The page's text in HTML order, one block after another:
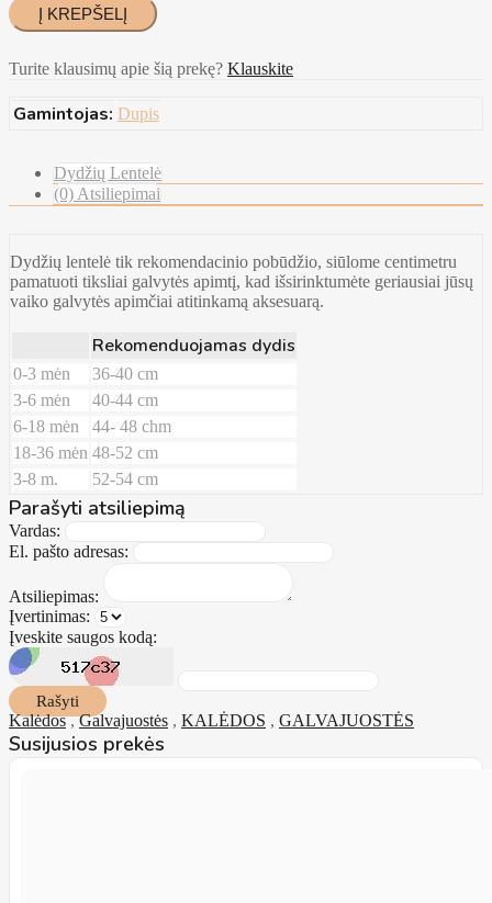
Turite klausimų apie šią prekę? Klauskite
Gamintojas: Dupis
Dydžių Lentelė
(0) Atsiliepimai
Dydžių lentelė tik rekomendacinio pobūdžio, siūlome centimetru
pamatuoti tiksliai galvytės apimtį, kad išsirinktumėte geriausiai jūsų
vaiko galvytės apimčiai atitinkamą aksesuarą.
Rekomenduojamas dydis
0-3 mėn
36-40 cm
3-6 mėn
40-44 cm
6-18 mėn
44- 48 chm
18-36 mėn 48-52 cm
3-8 m.
52-54 cm
Parašyti atsiliepimą
Vardas:
El. pašto adresas:
Atsiliepimas:
Įvertinimas:
Įveskite saugos kodą:
Rašyti
Kalėdos,Galvajuostės , KALĖDOS , GALVAJUOSTĖS
Susijusios prekės